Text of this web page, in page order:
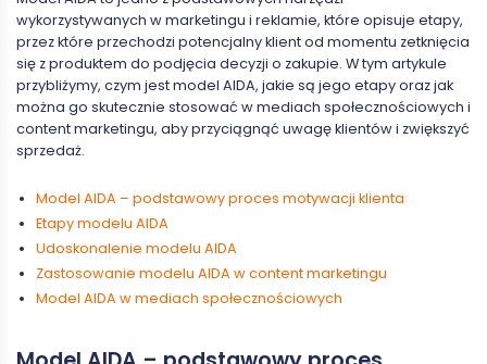
wykorzystywanych w marketingu i reklamie, które opisuje etapy,
przez które przechodzi potencjalny klient od momentu zetknięcia
się z produktem do podjęcia decyzji o zakupie. W tym artykule
przybliżymy, czym jest model AIDA, jakie są jego etapy oraz jak
można go skutecznie stosować w mediach społecznościowych i
content marketingu, aby przyciągnąć uwagę klientów i zwiększyć
sprzedaż.
Model AIDA – podstawowy proces motywacji klienta
Etapy modelu AIDA
Udoskonalenie modelu AIDA
Zastosowanie modelu AIDA w content marketingu
Model AIDA w mediach społecznościowych